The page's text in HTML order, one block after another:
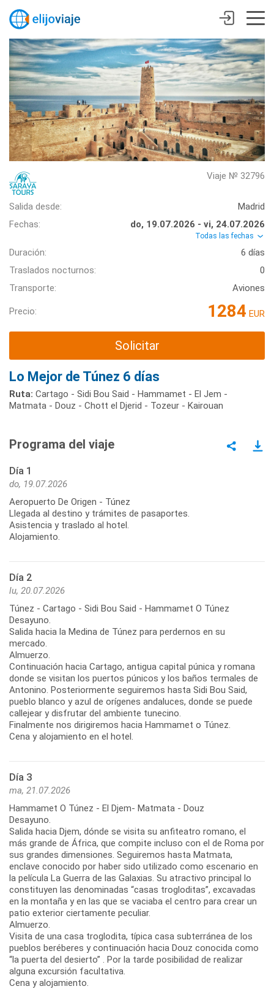
Viaje № 32796
Salida desde:
Madrid
Fechas:
do, 19.07.2026 - vi, 24.07.2026
Todas las fechas
Duración:
6 días
Traslados nocturnos:
0
Transporte:
Aviones
Precio: 1284 EUR
Solicitar
Lo Mejor de Túnez 6 días
Ruta: Cartago - Sidi Bou Said - Hammamet - El Jem -
Matmata - Douz - Chott el Djerid - Tozeur - Kairouan
Programa del viaje
Día 1
do, 19.07.2026
Aeropuerto De Origen - Túnez
Llegada al destino y trámites de pasaportes.
Asistencia y traslado al hotel.
Alojamiento.
Día 2
lu, 20.07.2026
Túnez - Cartago - Sidi Bou Said - Hammamet O Túnez
Desayuno.
Salida hacia la Medina de Túnez para perdernos en su
mercado.
Almuerzo.
Continuación hacia Cartago, antigua capital púnica y romana
donde se visitan los puertos púnicos y los baños termales de
Antonino. Posteriormente seguiremos hasta Sidi Bou Said,
pueblo blanco y azul de orígenes andaluces, donde se puede
callejear y disfrutar del ambiente tunecino.
Finalmente nos dirigiremos hacia Hammamet o Túnez.
Cena y alojamiento en el hotel.
Día 3
ma, 21.07.2026
Hammamet O Túnez - El Djem- Matmata - Douz
Desayuno.
Salida hacia Djem, dónde se visita su anfiteatro romano, el
más grande de África, que compite incluso con el de Roma por
sus grandes dimensiones. Seguiremos hasta Matmata,
enclave conocido por haber sido utilizado como escenario en
la película La Guerra de las Galaxias. Su atractivo principal lo
constituyen las denominadas “casas trogloditas”, excavadas
en la montaña y en las que se vaciaba el centro para crear un
patio exterior ciertamente peculiar.
Almuerzo.
Visita de una casa troglodita, típica casa subterránea de los
pueblos beréberes y continuación hacia Douz conocida como
“la puerta del desierto” . Por la tarde posibilidad de realizar
alguna excursión facultativa.
Cena y alojamiento.